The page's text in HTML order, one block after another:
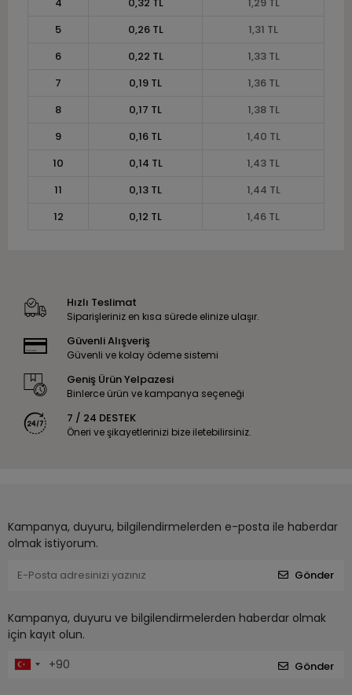
5
0,26 TL
1,31 TL
6
0,22 TL
1,33 TL
7
0,19 TL
1,36 TL
8
0,17 TL
1,38 TL
9
0,16 TL
1,40 TL
10
0,14 TL
1,43 TL
11
0,13 TL
1,44 TL
12
0,12 TL 1,46 TL
Hızlı Teslimat
Siparişleriniz en kısa sürede elinize ulaşır.
Güvenli Alışveriş
Güvenli ve kolay ödeme sistemi
Geniş Ürün Yelpazesi
Binlerce ürün ve kampanya seçeneği
7 / 24 DESTEK
Öneri ve şikayetlerinizi bize iletebilirsiniz.
Kampanya, duyuru, bilgilendirmelerden e-posta ile haberdar
olmak istiyorum.
Gönder
Kampanya, duyuru ve bilgilendirmelerden haberdar olmak
için kayıt olun.
Gönder